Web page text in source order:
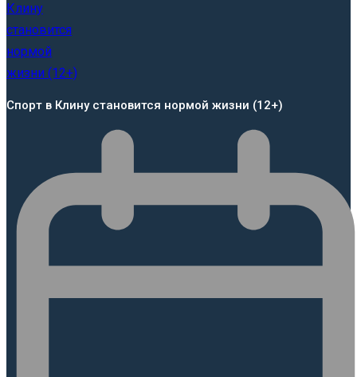
Спорт в Клину становится нормой жизни (12+)